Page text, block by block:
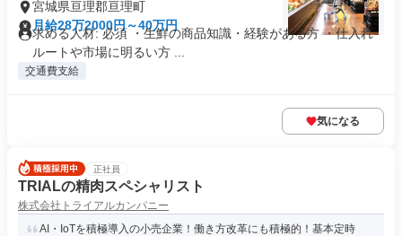
宮城県亘理郡亘理町
月給28万2000円～40万円
求める人材: 必須 ・生鮮の商品知識・経験がある方 ・仕入れ
ルートや市場に明るい方 ...
交通費支給
気になる
正社員
TRIALの精肉スペシャリスト
株式会社トライアルカンパニー
AI・IoTを積極導入の小売企業！働き方改革にも積極的！基本定時